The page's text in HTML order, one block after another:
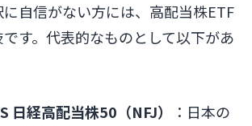
自信がない方には、高配当株ETF
す。代表的なものとして以下があ
日経高配当株50（NFJ）
：日本の